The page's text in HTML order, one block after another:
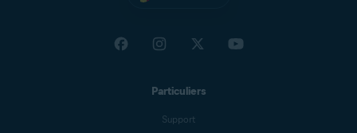
Particuliers
Support